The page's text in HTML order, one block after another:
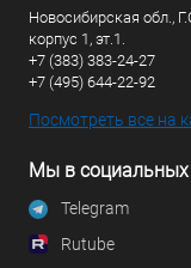
Новосибирская обл.,
корпус 1, эт.1.
+7 (383) 383-24-27
+7 (495) 644-22-92
Посмотреть все на
Мы в социальных
Telegram
Rutube